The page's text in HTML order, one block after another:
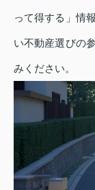
って得する」情
い不動産選びの
みください。